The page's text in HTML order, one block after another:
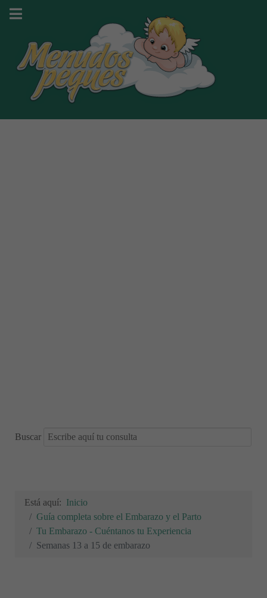
Buscar
Está aquí: Inicio
Guía completa sobre el Embarazo y el Parto
Tu Embarazo - Cuéntanos tu Experiencia
Semanas 13 a 15 de embarazo